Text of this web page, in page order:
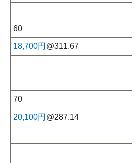
60
18,700円 @311.67
70
20,100円 @287.14